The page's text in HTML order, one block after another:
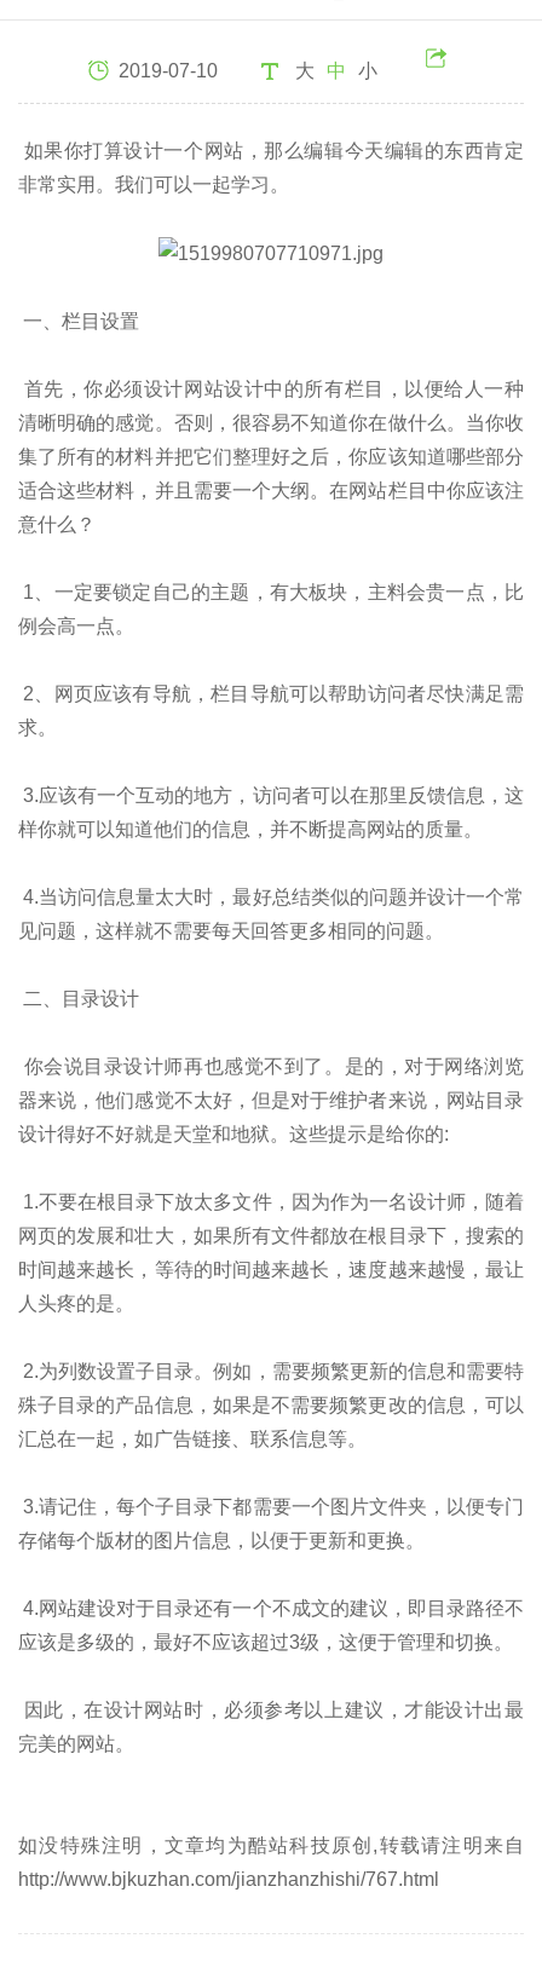
2019-07-10 大 中 小
如果你打算设计一个网站，那么编辑今天编辑的东西肯定
非常实用。我们可以一起学习。
一、栏目设置
首先，你必须设计网站设计中的所有栏目，以便给人一种
清晰明确的感觉。否则，很容易不知道你在做什么。当你收
集了所有的材料并把它们整理好之后，你应该知道哪些部分
适合这些材料，并且需要一个大纲。在网站栏目中你应该注
意什么？
1、一定要锁定自己的主题，有大板块，主料会贵一点，比
例会高一点。
2、网页应该有导航，栏目导航可以帮助访问者尽快满足需
求。
3.应该有一个互动的地方，访问者可以在那里反馈信息，这
样你就可以知道他们的信息，并不断提高网站的质量。
4.当访问信息量太大时，最好总结类似的问题并设计一个常
见问题，这样就不需要每天回答更多相同的问题。
二、目录设计
你会说目录设计师再也感觉不到了。是的，对于网络浏览
器来说，他们感觉不太好，但是对于维护者来说，网站目录
设计得好不好就是天堂和地狱。这些提示是给你的:
1.不要在根目录下放太多文件，因为作为一名设计师，随着
网页的发展和壮大，如果所有文件都放在根目录下，搜索的
时间越来越长，等待的时间越来越长，速度越来越慢，最让
人头疼的是。
2.为列数设置子目录。例如，需要频繁更新的信息和需要特
殊子目录的产品信息，如果是不需要频繁更改的信息，可以
汇总在一起，如广告链接、联系信息等。
3.请记住，每个子目录下都需要一个图片文件夹，以便专门
存储每个版材的图片信息，以便于更新和更换。
4.网站建设对于目录还有一个不成文的建议，即目录路径不
应该是多级的，最好不应该超过3级，这便于管理和切换。
因此，在设计网站时，必须参考以上建议，才能设计出最
完美的网站。
如没特殊注明，文章均为酷站科技原创,转载请注明来自
http://www.bjkuzhan.com/jianzhanzhishi/767.html